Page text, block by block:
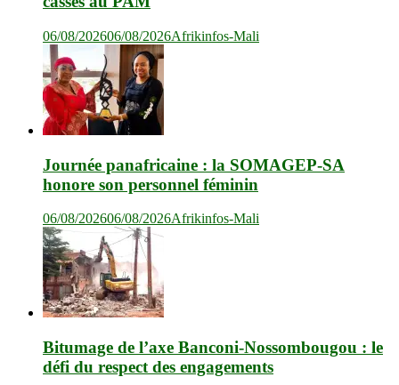
06/08/202606/08/2026Afrikinfos-Mali
Journée panafricaine : la SOMAGEP-SA
honore son personnel féminin
06/08/202606/08/2026Afrikinfos-Mali
Bitumage de l’axe Banconi-Nossombougou : le
défi du respect des engagements